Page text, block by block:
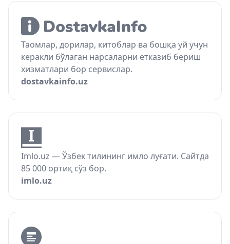
Таомлар, дорилар, китоблар ва бошқа уй учун
керакли бўлаган нарсаларни етказиб бериш
хизматлари бор сервислар.
dostavkainfo.uz
Imlo.uz — Ўзбек тилининг имло луғати. Сайтда
85 000 ортиқ сўз бор.
imlo.uz